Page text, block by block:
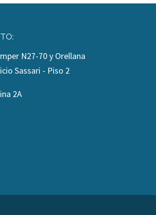
N27-70 y Orellana
Sassari - Piso 2
2A